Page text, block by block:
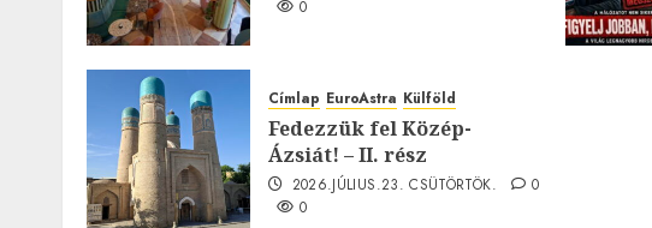
0
Címlap EuroAstra Külföld
Fedezzük fel Közép-
Ázsiát! – II. rész
2026.JÚLIUS.23. CSÜTÖRTÖK.
0
0